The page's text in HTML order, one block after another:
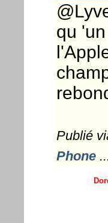
qu
Publié
Phone